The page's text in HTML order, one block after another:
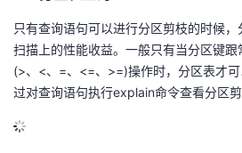
只有查询语句可以进行分区剪枝的时候
扫描上的性能收益。一般只有当分区键
(>、<、=、<=、>=)操作时，分区表才
过对查询语句执行explain命令查看分区